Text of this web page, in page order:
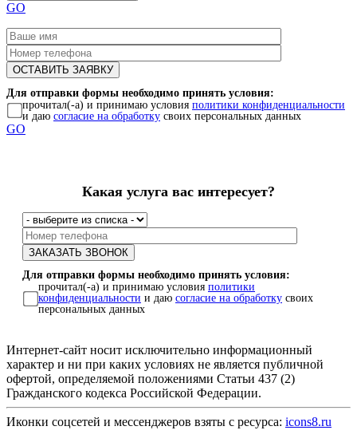
GO
Для отправки формы необходимо принять условия:
прочитал(-а) и принимаю условия политики конфиденциальности
и даю согласие на обработку своих персональных данных
GO
Какая услуга вас интересует?
Для отправки формы необходимо принять условия:
прочитал(-а) и принимаю условия политики
конфиденциальности и даю согласие на обработку своих
персональных данных
Интернет-сайт носит исключительно информационный
характер и ни при каких условиях не является публичной
офертой, определяемой положениями Статьи 437 (2)
Гражданского кодекса Российской Федерации.
Иконки соцсетей и мессенджеров взяты с ресурса: icons8.ru